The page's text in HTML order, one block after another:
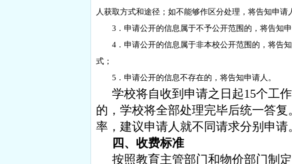
人获取方式和途径；如不能够作区分处理，将告知申请
3 ．申请公开的信息属于不予公开范围的，将告知
4 ．申请公开的信息属于非本校公开范围的，将告
式；
5 ．申请公开的信息不存在的，将告知申请人。
学校将自收到申请之日起15个工
的，学校将全部处理完毕后统一答
率，建议申请人就不同请求分别申请
四、收费标准
按照教育主管部门和物价部门制